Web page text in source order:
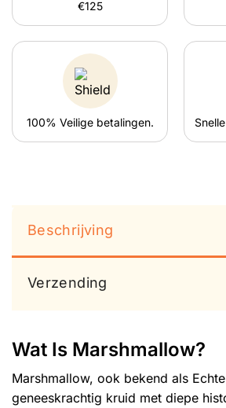
€125
100% Veilige betalingen.
Beschrijving
Verzending
Wat Is Marshmallow?
Marshmallow, ook bekend als
geneeskrachtig kruid met diepe